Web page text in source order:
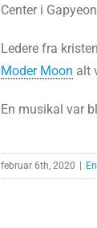
Center i
Ledere fra
Moder Moon alt
En musikal var
februar 6th, 2020 |